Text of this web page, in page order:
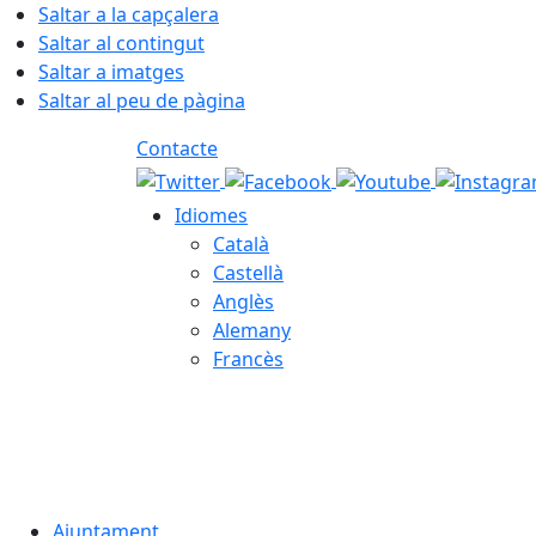
Saltar a la capçalera
Saltar al contingut
Saltar a imatges
Saltar al peu de pàgina
Contacte
Idiomes
Català
Castellà
Anglès
Alemany
Francès